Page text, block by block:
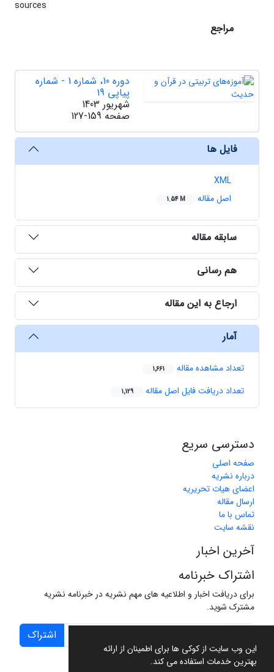
این وب سایت از کوکی ها برای اطمینان از ارائه
بهترین خدمات استفاده می کند.
sources
مراجع
دوره 10، شماره 1 - شماره
پیاپی 19
شهریور 1403
صفحه 127-159
فایل ها
XML
اصل مقاله
1.54 M
سابقه مقاله
هم رسانی
ارجاع به این مقاله
آمار
تعداد مشاهده مقاله 1,661
تعداد دریافت فایل اصل مقاله 1,129
دسترسی سریع
صفحه اصلی
درباره نشریه
اعضای هیات تحریریه
ارسال مقاله
تماس با ما
نقشه سایت
آخرین اخبار
اشتراک خبرنامه
برای دریافت اخبار و اطلاعیه های مهم نشریه در خبرنامه نشریه
مشترک شوید.
اشتراک